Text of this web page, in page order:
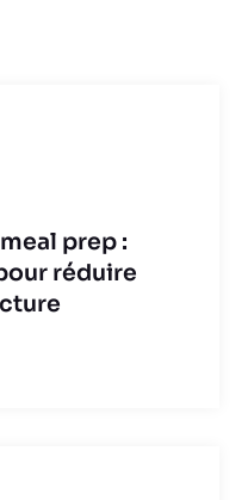
prep :
réduire